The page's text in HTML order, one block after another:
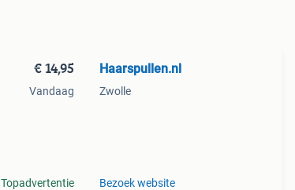
€ 14,95
Vandaag
Topadvertentie
Haarspullen.nl
Zwolle
Bezoek website